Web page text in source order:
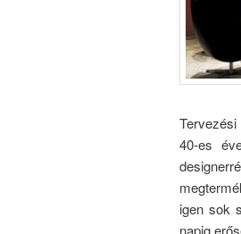
40-es
igen sok
napig